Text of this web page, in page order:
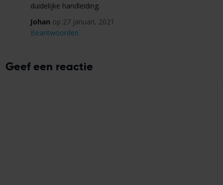
duidelijke handleiding.
Johan op 27 januari, 2021
Beantwoorden
Geef een reactie